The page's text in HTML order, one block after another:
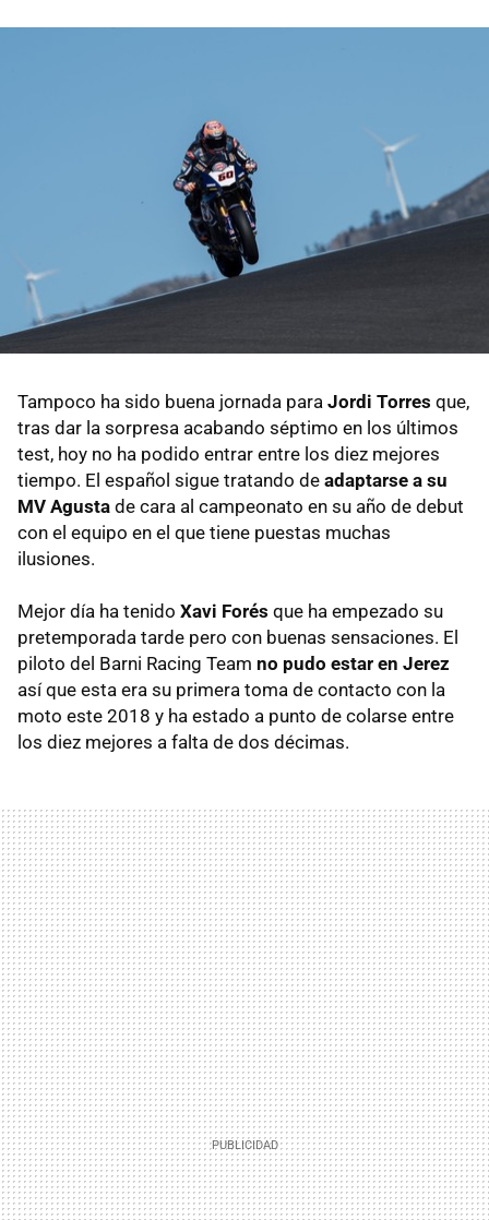
Tampoco ha sido buena jornada para Jordi Torres que,
tras dar la sorpresa acabando séptimo en los últimos
test, hoy no ha podido entrar entre los diez mejores
tiempo. El español sigue tratando de adaptarse a su
MV Agusta de cara al campeonato en su año de debut
con el equipo en el que tiene puestas muchas
ilusiones.
Mejor día ha tenido Xavi Forés que ha empezado su
pretemporada tarde pero con buenas sensaciones. El
piloto del Barni Racing Team no pudo estar en Jerez
así que esta era su primera toma de contacto con la
moto este 2018 y ha estado a punto de colarse entre
los diez mejores a falta de dos décimas.